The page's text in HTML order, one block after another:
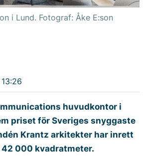
i Lund. Fotograf: Åke E:son
huvudkontor i
priset för Sveriges snyggaste
Krantz arkitekter har inrett
000 kvadratmeter.